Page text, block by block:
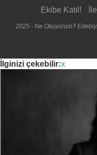
Ekibe Katıl!
2025 - Ne Okuyorum?
İlginizi çekebilir:x